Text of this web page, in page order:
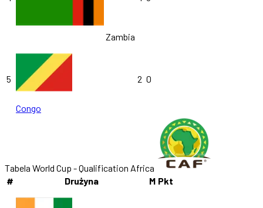
Zambia
5
Congo
2 0
Tabela World Cup - Qualification Africa
#
Drużyna M Pkt